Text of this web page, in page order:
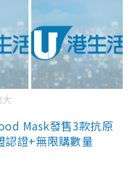
Mask發售3款抗原
認證+無限購數量